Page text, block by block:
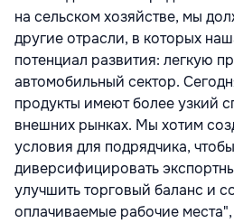
на сельском хозяйстве, мы
другие отрасли, в которых
потенциал развития: легкую
автомобильный сектор.
продукты имеют более узкий
внешних рынках. Мы хотим
условия для подрядчика,
диверсифицировать
улучшить торговый баланс и
оплачиваемые рабочие